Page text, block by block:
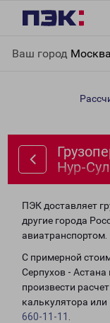
Ваш город
Султану
Нур-
ПЭК доставляет
другие города
авиатранспортом.
С примерной
Серпухов -
произвести
калькулятора
660-11-11